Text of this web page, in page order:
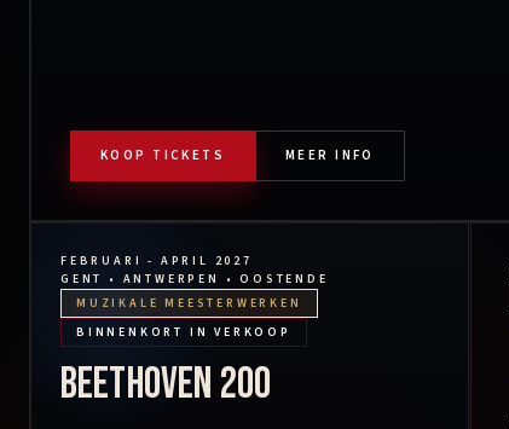
KOOP TICKETS MEER INFO
FEBRUARI - APRIL 2027
GENT • ANTWERPEN • OOSTENDE
MUZIKALE MEESTERWERKEN
BINNENKORT IN VERKOOP
Beethoven 200